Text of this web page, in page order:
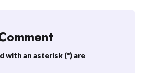
with an asterisk (*) are